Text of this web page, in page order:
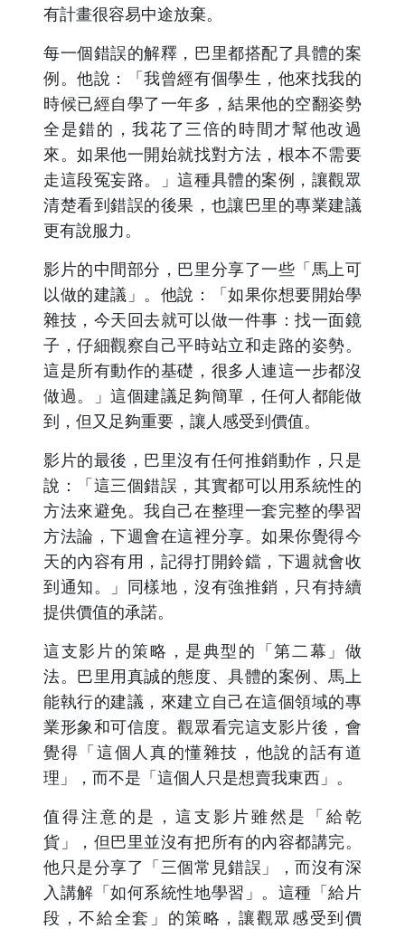
有計畫很容易中途放棄。
每一個錯誤的解釋，巴里都搭配了具體的案
例。他說：「我曾經有個學生，他來找我的
時候已經自學了一年多，結果他的空翻姿勢
全是錯的，我花了三倍的時間才幫他改過
來。如果他一開始就找對方法，根本不需要
走這段冤妄路。」這種具體的案例，讓觀眾
清楚看到錯誤的後果，也讓巴里的專業建議
更有說服力。
影片的中間部分，巴里分享了一些「馬上可
以做的建議」。他說：「如果你想要開始學
雜技，今天回去就可以做一件事：找一面鏡
子，仔細觀察自己平時站立和走路的姿勢。
這是所有動作的基礎，很多人連這一步都沒
做過。」這個建議足夠簡單，任何人都能做
到，但又足夠重要，讓人感受到價值。
影片的最後，巴里沒有任何推銷動作，只是
說：「這三個錯誤，其實都可以用系統性的
方法來避免。我自己在整理一套完整的學習
方法論，下週會在這裡分享。如果你覺得今
天的內容有用，記得打開鈴鐺，下週就會收
到通知。」同樣地，沒有強推銷，只有持續
提供價值的承諾。
這支影片的策略，是典型的「第二幕」做
法。巴里用真誠的態度、具體的案例、馬上
能執行的建議，來建立自己在這個領域的專
業形象和可信度。觀眾看完這支影片後，會
覺得「這個人真的懂雜技，他說的話有道
理」，而不是「這個人只是想賣我東西」。
值得注意的是，這支影片雖然是「給乾
貨」，但巴里並沒有把所有的內容都講完。
他只是分享了「三個常見錯誤」，而沒有深
入講解「如何系統性地學習」。這種「給片
段，不給全套」的策略，讓觀眾感受到價